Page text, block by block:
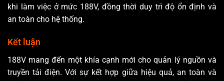
khi làm việc ở mức 188V, đồng thời duy trì độ ổn định và
an toàn cho hệ thống.
Kết luận
188V mang đến một khía cạnh mới cho quản lý nguồn và
truyền tải điện. Với sự kết hợp giữa hiệu quả, an toàn và